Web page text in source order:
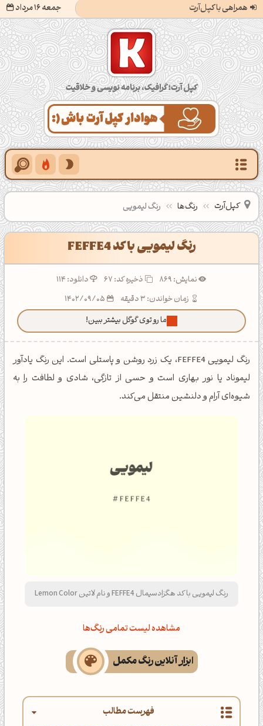
همراهی با کپل‌آرت جمعه 16 مرداد کپل‌آرت؛ گرافیک، برنامه‌نویسی و خلاقیت
کپل‌آرت رنگ‌ها رنگ لیمویی
رنگ لیمویی با کد FEFFE4
نمایش: 869 ذخیره کد:67
دانلود: 114
زمان خواندن: 3 دقیقه
ما رو توی گوگل بیشتر ببین!
رنگ لیمویی FEFFE4، یک زرد روشن و پاستلی است. این رنگ یادآور
لیموناد یا نور بهاری است و حسی از تازگی، شادی و لطافت را به
شیوه‌ای آرام و دلنشین منتقل می‌کند.
رنگ لیمویی با کد هگزادسیمال FEFFE4 و نام لاتین Lemon Color
مشاهده لیست تمامی رنگ‌ها
ابزار آنلاین رنگ مکمل
فهرست مطالب